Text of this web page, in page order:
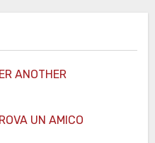
ANOTHER
UN AMICO